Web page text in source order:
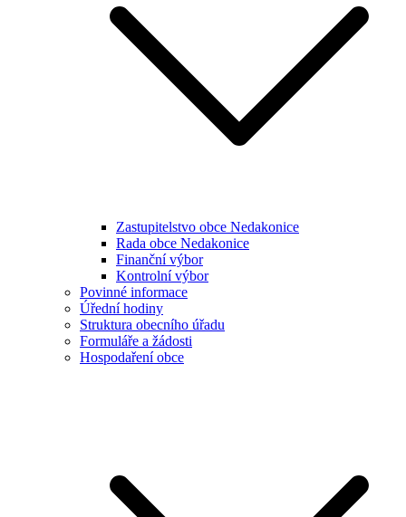
Zastupitelstvo obce Nedakonice
Rada obce Nedakonice
Finanční výbor
Kontrolní výbor
Povinné informace
Úřední hodiny
Struktura obecního úřadu
Formuláře a žádosti
Hospodaření obce